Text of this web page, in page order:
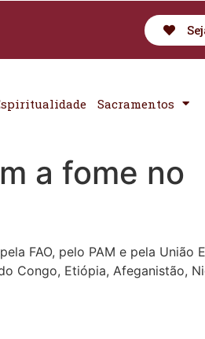
Sacramentos
a fome no
FAO, pelo PAM e pela União
Congo, Etiópia, Afeganistão,